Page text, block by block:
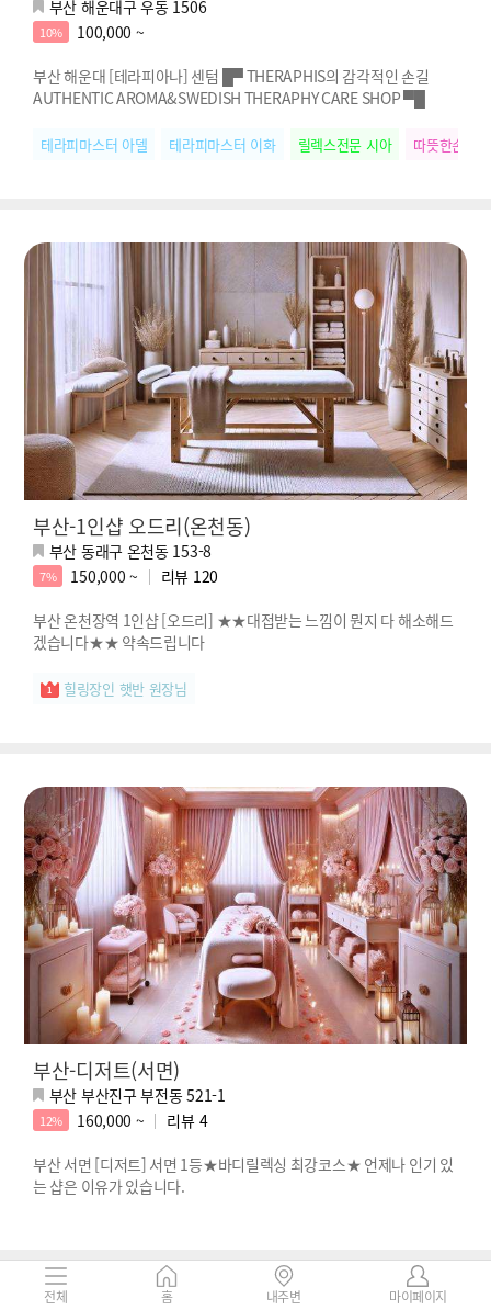
부산 해운대구 우동 1506
10%
100,000 ~
부산 해운대 [테라피아나] 센텀 █▀ THERAPHIS의 감각적인 손길
AUTHENTIC AROMA&SWEDISH THERAPHY CARE SHOP ▀█
테라피마스터 아델 테라피마스터 이화 릴렉스전문 시아 따뜻한손길
부산-1인샵 오드리(온천동)
부산 동래구 온천동 153-8
7% 150,000 ~ 리뷰 120
부산 온천장역 1인샵 [오드리] ★★대접받는 느낌이 뭔지 다 해소해드
겠습니다★★ 약속드립니다
힐링장인 햇반 원장님
부산-디저트(서면)
부산 부산진구 부전동 521-1
12% 160,000 ~ 리뷰 4
부산 서면 [디저트] 서면 1등★바디릴렉싱 최강코스★ 언제나 인기 있
는 샵은 이유가 있습니다.
전체 홈 내주변 마이페이지